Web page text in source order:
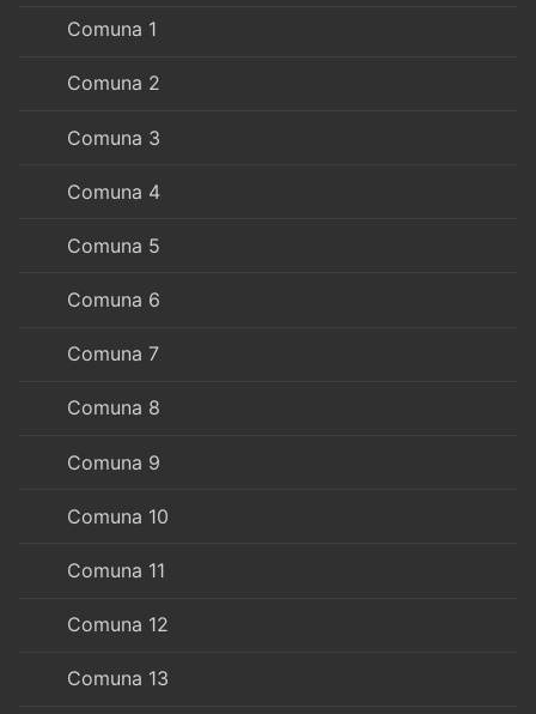
Comuna 1
Comuna 2
Comuna 3
Comuna 4
Comuna 5
Comuna 6
Comuna 7
Comuna 8
Comuna 9
Comuna 10
Comuna 11
Comuna 12
Comuna 13